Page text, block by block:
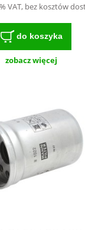
VAT, bez kosztów
do koszyka
zobacz więcej